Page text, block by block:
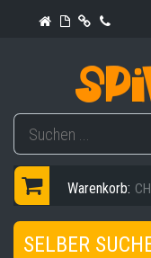
Warenkorb:
SELBER